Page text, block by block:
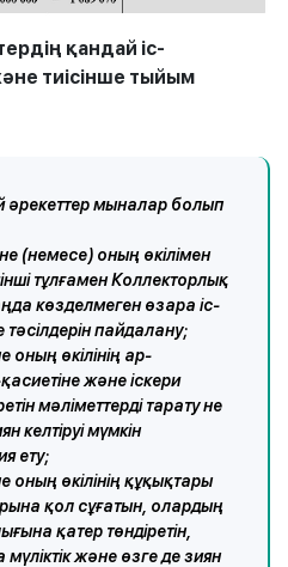
қандай іс-
тиісінше тыйым
әрекеттер мыналар болып
(немесе) оның өкілімен
тұлғамен Коллекторлық
көзделмеген өзара іс-
пайдалану;
оның өкілінің ар-
және іскери
мәліметтерді тарату не
келтіруі мүмкін
ету;
оның өкілінің құқықтары
қол сұғатын, олардың
қатер төндіретін,
және өзге де зиян